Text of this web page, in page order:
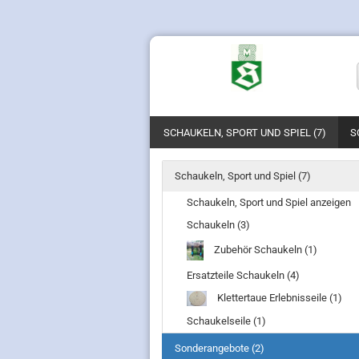
SCHAUKELN, SPORT UND SPIEL (7)
Hängematten anzeigen
Netzhängematten
Schaukeln, Sport und Spiel (7)
Schaukeln, Sport und Spiel anzeigen
Schaukeln (3)
Zubehör Schaukeln (1)
Ersatzteile Schaukeln (4)
Klettertaue Erlebnisseile (1)
Schaukelseile (1)
Sonderangebote (2)